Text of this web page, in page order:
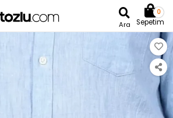
Ara
0
Sepetim